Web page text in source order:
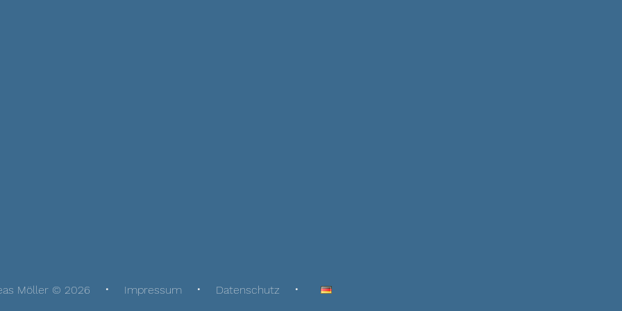
Möller © 2026 Impressum Datenschutz